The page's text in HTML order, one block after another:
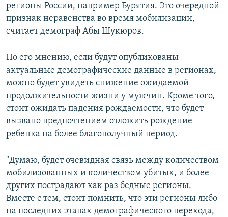
регионы России, например Бурятия. Это очередной
признак неравенства во время мобилизации,
считает демограф Абы Шукюров.
По его мнению, если будут опубликованы
актуальные демографические данные в регионах,
можно будет увидеть снижение ожидаемой
продолжительности жизни у мужчин. Кроме того,
стоит ожидать падения рождаемости, что будет
вызвано предпочтением отложить рождение
ребенка на более благополучный период.
"Думаю, будет очевидная связь между количеством
мобилизованных и количеством убитых, и более
других пострадают как раз бедные регионы.
Вместе с тем, стоит помнить, что эти регионы либо
на последних этапах демографического перехода,